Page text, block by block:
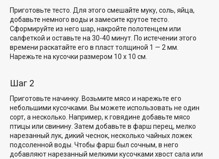
Приготовьте тесто. Для этого смешайте муку, соль, яйца,
добавьте немного воды и замесите крутое тесто.
Сформируйте из него шар, накройте полотенцем или
салфеткой и оставьте на 30-40 минут. По истечении этого
времени раскатайте его в пласт толщиной 1 — 2 мм.
Нарежьте на кусочки размером 10 х 10 см.
Шаг 2
Приготовьте начинку. Возьмите мясо и нарежьте его
небольшими кусочками. Вы можете использовать не один
сорт, а несколько. Например, к говядине добавьте мясо
птицы или свинину. Затем добавьте в фарш перец, мелко
нарезанный лук, дикий чеснок, несколько чайных ложек
подсоленной воды. Чтобы фарш был сочным, в него
добавляют нарезанный мелкими кусочками хвост сала или